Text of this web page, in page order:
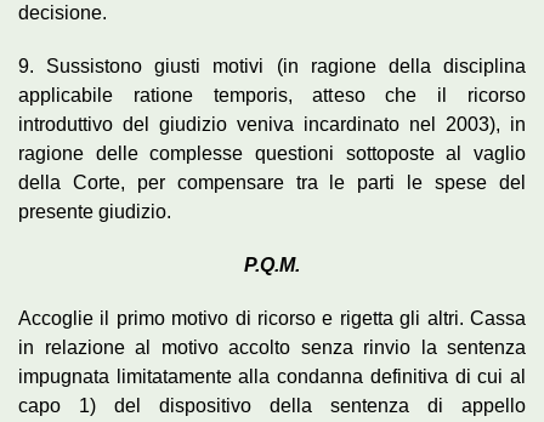
decisione.
9. Sussistono giusti motivi (in ragione della disciplina
applicabile ratione temporis, atteso che il ricorso
introduttivo del giudizio veniva incardinato nel 2003), in
ragione delle complesse questioni sottoposte al vaglio
della Corte, per compensare tra le parti le spese del
presente giudizio.
P.Q.M.
Accoglie il primo motivo di ricorso e rigetta gli altri. Cassa
in relazione al motivo accolto senza rinvio la sentenza
impugnata limitatamente alla condanna definitiva di cui al
capo 1) del dispositivo della sentenza di appello